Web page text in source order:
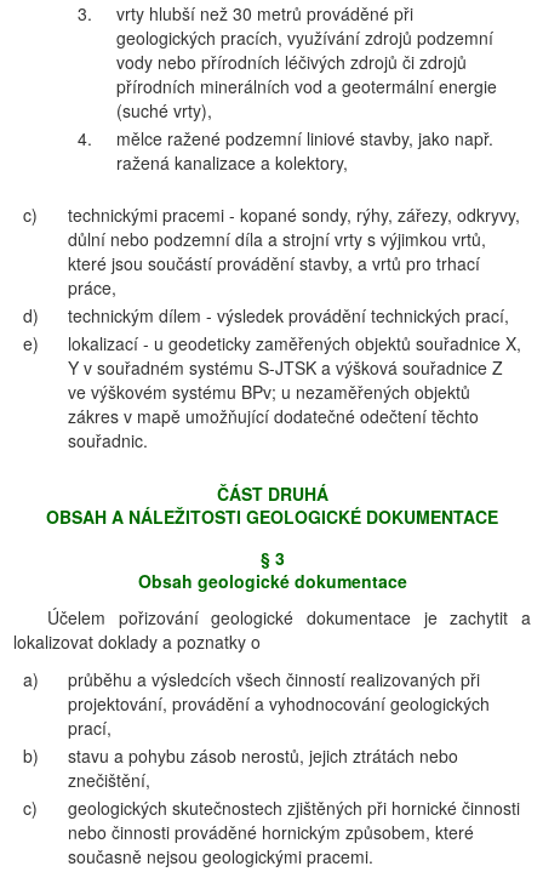
3.
vrty hlubší než 30 metrů prováděné při
geologických pracích, využívání zdrojů podzemní
vody nebo přírodních léčivých zdrojů či zdrojů
přírodních minerálních vod a geotermální energie
(suché vrty),
4.
mělce ražené podzemní liniové stavby, jako např.
ražená kanalizace a kolektory,
c)
technickými pracemi - kopané sondy, rýhy, zářezy, odkryvy,
důlní nebo podzemní díla a strojní vrty s výjimkou vrtů,
které jsou součástí provádění stavby, a vrtů pro trhací
práce,
d)
technickým dílem - výsledek provádění technických prací,
e)
lokalizací - u geodeticky zaměřených objektů souřadnice X,
Y v souřadném systému S-JTSK a výšková souřadnice Z
ve výškovém systému BPv; u nezaměřených objektů
zákres v mapě umožňující dodatečné odečtení těchto
souřadnic.
ČÁST DRUHÁ
OBSAH A NÁLEŽITOSTI GEOLOGICKÉ DOKUMENTACE
§ 3
Obsah geologické dokumentace
Účelem pořizování geologické dokumentace je zachytit a
lokalizovat doklady a poznatky o
a)
průběhu a výsledcích všech činností realizovaných při
projektování, provádění a vyhodnocování geologických
prací,
b)
stavu a pohybu zásob nerostů, jejich ztrátách nebo
znečištění,
c)
geologických skutečnostech zjištěných při hornické činnosti
nebo činnosti prováděné hornickým způsobem, které
současně nejsou geologickými pracemi.